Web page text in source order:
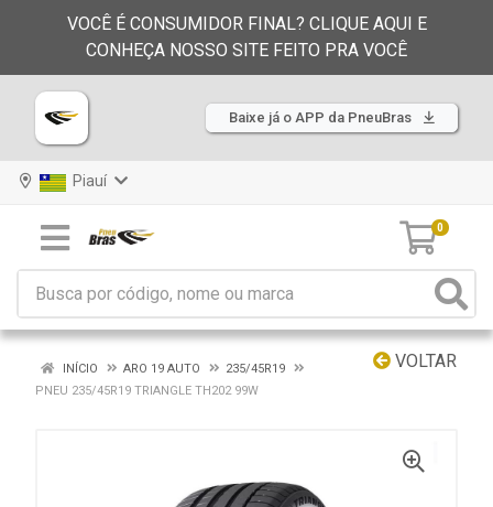
VOCÊ É CONSUMIDOR FINAL? CLIQUE AQUI E
CONHEÇA NOSSO SITE FEITO PRA VOCÊ
Baixe já o APP da PneuBras
Piauí
0
VOLTAR
INÍCIO ARO 19 AUTO
235/45R19
PNEU 235/45R19 TRIANGLE TH202 99W